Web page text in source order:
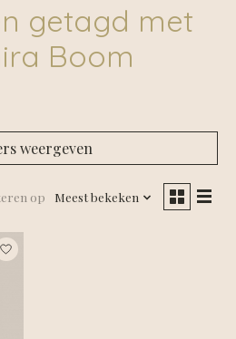
getagd met
Boom
weergeven
op Meest bekeken